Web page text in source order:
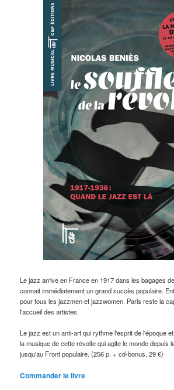
Le jazz arrive en France en 1917 dans les bagages
connait immédiatement un grand succès populaire.
pour tous les jazzmen et jazzwomen, Paris reste la
l'accueil des artistes.
Le jazz est un anti-art qui rythme l'esprit de l'époque
la musique de cette révolte qui agite le monde depuis
jusqu'au Front populaire. (256 p. + cd-bonus, 29 €)
Commander le livre